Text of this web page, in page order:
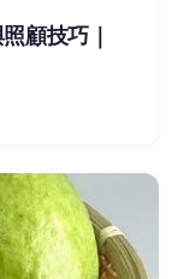
顧技巧｜